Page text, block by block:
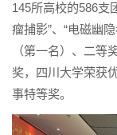
145所高校的586支
瘤捕影”、“电磁幽
（第一名）、二等
奖，四川大学荣获
事特等奖。